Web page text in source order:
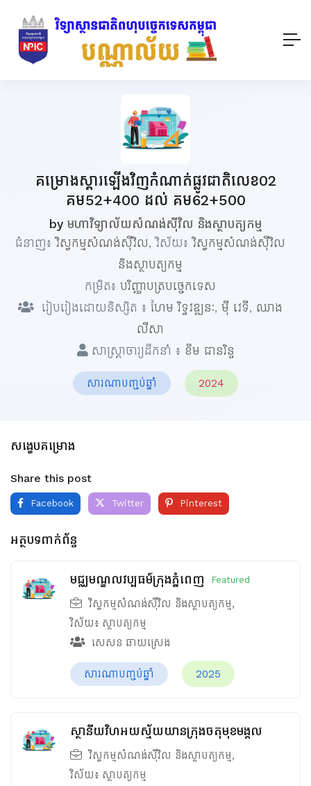
គម្រោងស្តារឡើងវិញកំណាត់ផ្លូវជាតិលេខ02
គម52+400 ដល់ គម62+500
by មហាវិទ្យាល័យសំណង់ស៊ីវិល និងស្ថាបត្យកម្ម
ជំនាញ៖វិស្វកម្មសំណង់ស៊ីវិល, វិស័យ៖វិស្វកម្មសំណង់ស៊ីវិល
និងស្ថាបត្យកម្ម
កម្រិត៖ បរិញ្ញាបត្របច្ចេកទេស
រៀបរៀងដោយនិស្សិត ៖ ហែម រិទ្ធវឌ្ឍនៈ, ម៉ី វេទី, ឈាង
លីសា
សាស្ត្រាចារ្យដឹកនាំ ៖ ខឹម ជានរិន្ទ
សារណាបញ្ចប់ឆ្នាំ 2024
សង្ខេបគម្រោង
Share this post
Facebook Twitter Pinterest
អត្ថបទពាក់ព័ន្ធ
មជ្ឈមណ្ឌលវប្បធម៌ក្រុងភ្នំពេញ Featured
វិស្វកម្មសំណង់ស៊ីវិល និងស្ថាបត្យកម្ម,
វិស័យ៖ ស្ថាបត្យកម្ម
សេសន ឆាយស្រេង
សារណាបញ្ចប់ឆ្នាំ 2025
ស្ថានីយវិហអយស្ម័យយានក្រុងចតុមុខមង្គល
វិស្វកម្មសំណង់ស៊ីវិល និងស្ថាបត្យកម្ម,
វិស័យ៖ ស្ថាបត្យកម្ម